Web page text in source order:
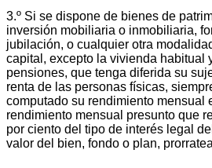
3.º Si se dispone de bienes de
inversión mobiliaria o inmobiliaria,
jubilación, o cualquier otra
capital, excepto la vivienda habitual
pensiones, que tenga diferida su
renta de las personas físicas,
computado su rendimiento mensual
rendimiento mensual presunto que
por ciento del tipo de interés legal
valor del bien, fondo o plan,